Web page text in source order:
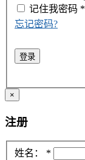
密码 *
记住我
忘记密码?
登录
×
注册
姓名：
*